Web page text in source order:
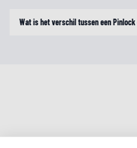
Wat is het verschil tussen een Pinlock